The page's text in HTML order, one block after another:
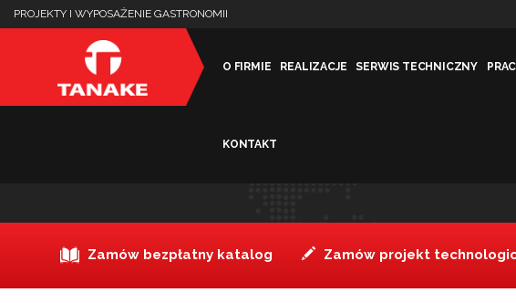
PROJEKTY I WYPOSAŻENIE GASTRONOMII
O FIRMIE REALIZACJE SERWIS TECHNICZNY
KONTAKT
Zamów bezpłatny katalog Zamów projekt